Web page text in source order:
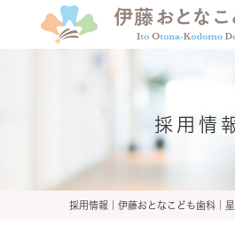
採用情
採用情報｜伊藤おとなこども歯科｜